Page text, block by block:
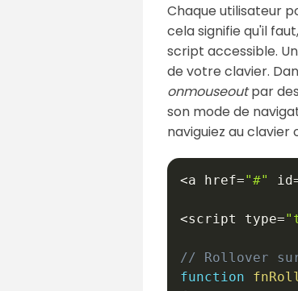
Chaque utilisateur
cela signifie qu'il
script accessible.
de votre clavier.
onmouseoutpar des
son mode de
naviguiez au clavier
<a href="#" id
<script type=
// Rollover
function